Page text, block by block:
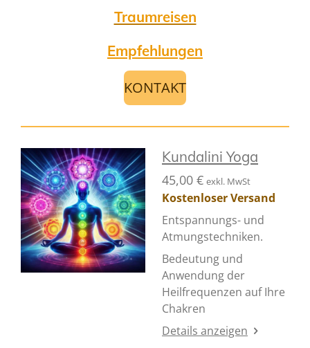
Traumreisen
Empfehlungen
KONTAKT
Kundalini Yoga
45,00 € exkl. MwSt
Kostenloser Versand
Entspannungs- und
Atmungstechniken.
Bedeutung und
Anwendung der
Heilfrequenzen auf Ihre
Chakren
Details anzeigen